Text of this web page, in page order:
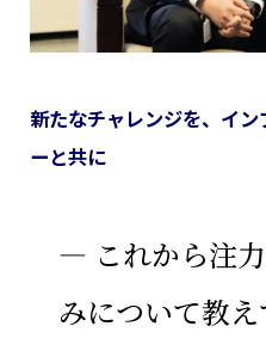
新たなチャレンジを、イ
ーと共に
― これから注
みについて教え